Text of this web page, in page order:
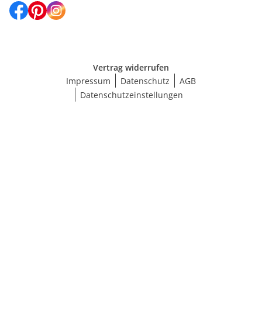
Vertrag widerrufen
Impressum
Datenschutz
AGB
Datenschutzeinstellungen